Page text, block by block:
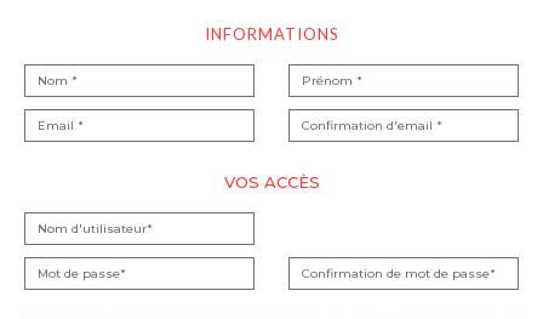
INFORMATIONS
VOS ACCÈS